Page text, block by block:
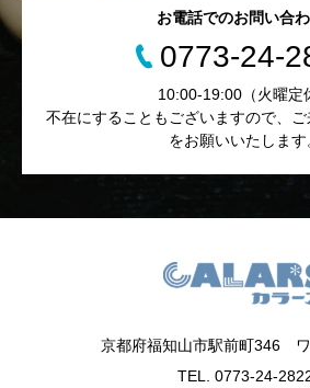
お電話でのお問い合
0773-24-
10:00-19:00（火曜定
不在にすることもございますので、
をお願いいたします
京都府福知山市駅前町346
TEL. 0773-24-